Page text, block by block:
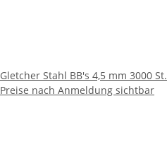
Gletcher Stahl BB's 4,5 mm 3000 St.
Preise nach Anmeldung sichtbar